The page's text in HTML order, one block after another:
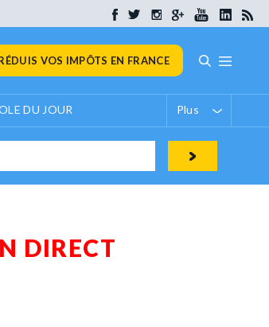
VOS IMPÔTS EN FRANCE
DU JOUR Plus
DIRECT